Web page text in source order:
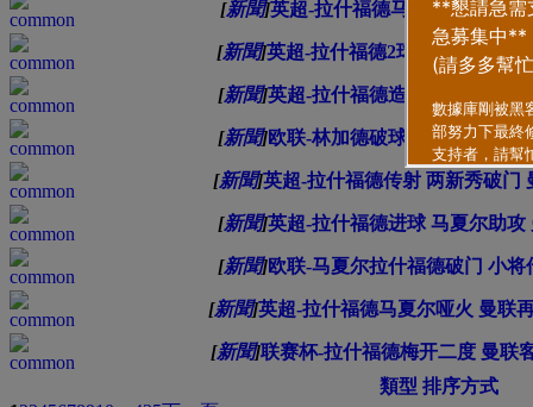
[新聞]英超-拉什福德马夏尔进球 曼联
[新聞]英超-拉什福德2球+中楣 阿里再
[新聞]英超-拉什福德造乌龙 铁闸破门
[新聞]欧联-林加德破球荒 钟塔西丢空
[新聞]英超-拉什福德传射 两新秀破门
[新聞]英超-拉什福德进球 马夏尔助攻
[新聞]欧联-马夏尔拉什福德破门 小将
[新聞]英超-拉什福德马夏尔哑火 曼联
[新聞]联赛杯-拉什福德梅开二度 曼联
類型 排序方式